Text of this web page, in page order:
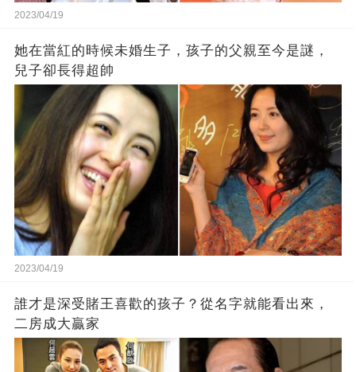
2023/04/19
她在當紅的時候未婚生子，孩子的父親至今是謎，
兒子卻長得超帥
2023/04/19
誰才是深受賭王喜歡的孩子？從名字就能看出來，
二房成大贏家